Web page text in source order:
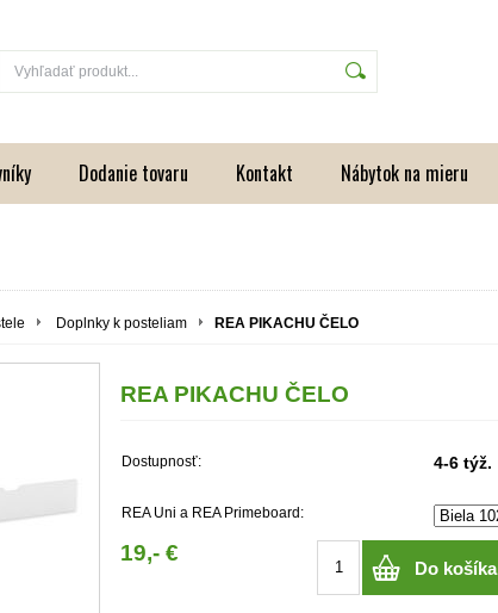
Dodanie tovaru Kontakt Nábytok na mieru
Doplnky k posteliam REA PIKACHU ČELO
REA PIKACHU ČELO
Dostupnosť: 4-6 týž.
REA Uni a REA Primeboard:
19,- €
Do košíka